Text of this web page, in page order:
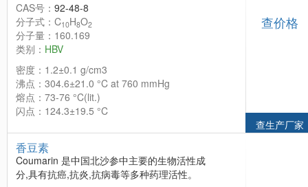
CAS号： 92-48-8
分子式：C10H8O2
分子量：160.169
类别： HBV
密度：1.2±0.1 g/cm3
沸点：304.6±21.0 °C at 760 mmHg
熔点：73-76 °C(lit.)
闪点：124.3±19.5 °C
查价格
查生产厂家
香豆素
Coumarin 是中国北沙参中主要的生物活性成
分,具有抗癌,抗炎,抗病毒等多种药理活性。